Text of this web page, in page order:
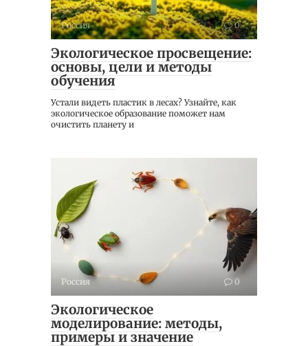
Россия 0
Экологическое просвещение:
основы, цели и методы
обучения
Устали видеть пластик в лесах? Узнайте, как
экологическое образование поможет нам
очистить планету и
Россия 0
Экологическое
моделирование: методы,
примеры и значение